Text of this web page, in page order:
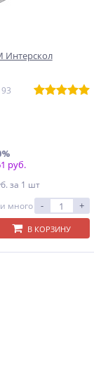
руб.
за 1 шт
много
- +
В КОРЗИНУ